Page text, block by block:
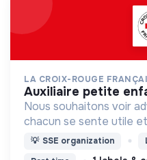
LA CROIX-ROUGE
auxiliaire petite
Nous souhaitons voir
chacun se sente utile et
nous proposons des
💡 SSE organization